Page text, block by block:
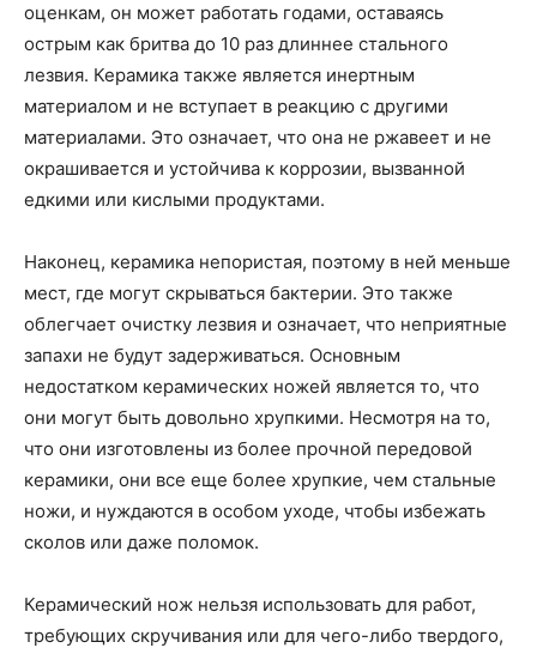
оценкам, он может работать годами, оставаясь
острым как бритва до 10 раз длиннее стального
лезвия. Керамика также является инертным
материалом и не вступает в реакцию с другими
материалами. Это означает, что она не ржавеет и не
окрашивается и устойчива к коррозии, вызванной
едкими или кислыми продуктами.
Наконец, керамика непористая, поэтому в ней меньше
мест, где могут скрываться бактерии. Это также
облегчает очистку лезвия и означает, что неприятные
запахи не будут задерживаться. Основным
недостатком керамических ножей является то, что
они могут быть довольно хрупкими. Несмотря на то,
что они изготовлены из более прочной передовой
керамики, они все еще более хрупкие, чем стальные
ножи, и нуждаются в особом уходе, чтобы избежать
сколов или даже поломок.
Керамический нож нельзя использовать для работ,
требующих скручивания или для чего-либо твердого,